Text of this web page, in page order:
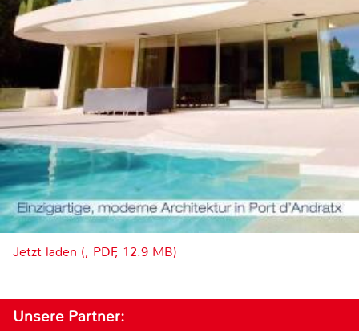
Jetzt laden (, PDF, 12.9 MB)
Unsere Partner: